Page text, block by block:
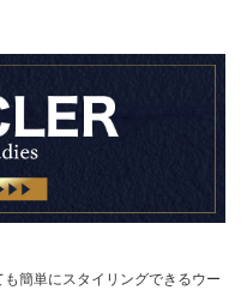
簡単にスタイリングできるウー